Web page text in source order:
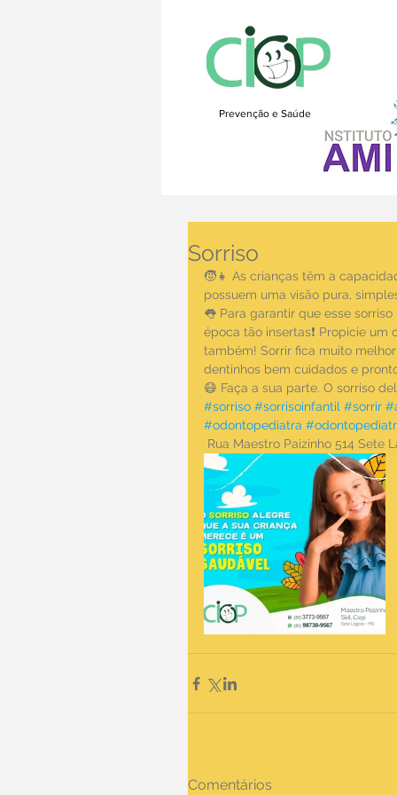
Prevenção e Saúde
Sorriso
🧒👧 As crianças têm a
possuem uma visão pura,
👅 Para garantir que esse
época tão insertas❗ Propicie
também! Sorrir fica muito
dentinhos bem cuidados e
😷 Faça a sua parte. O sorriso
#sorriso #sorrisoinfantil #sorrir
#odontopediatra
Rua Maestro Paizinho 514 Sete
Comentários